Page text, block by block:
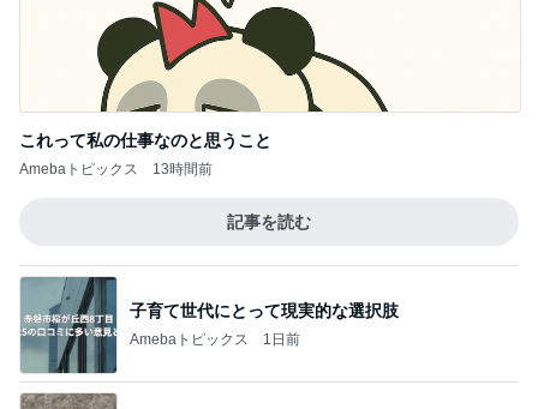
これって私の仕事なのと思うこと
Amebaトピックス 13時間前
記事を読む
子育て世代にとって現実的な選択肢
Amebaトピックス 1日前